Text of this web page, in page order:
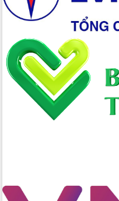
Quyết liệt tháo gỡ vướng mắc, đẩy
nhanh tiến độ các dự án trọng điểm
trong Khu kinh tế Nam Phú Yên
Hòn Yến phát triển du lịch gắn với bảo
tồn biển
Lấy ý kiến điều chỉnh Quy hoạch tỉnh
Đắk Lắk thời kỳ 2021-2030, tầm nhìn
đến năm 2050
Phát động chiến dịch 30 ngày đêm
giải phóng mặt bằng Tuyến đường bộ
Đắk Lắk ký kết thỏa thuận hợp tác về
chuyển đổi số giai đoạn 2026 – 2030